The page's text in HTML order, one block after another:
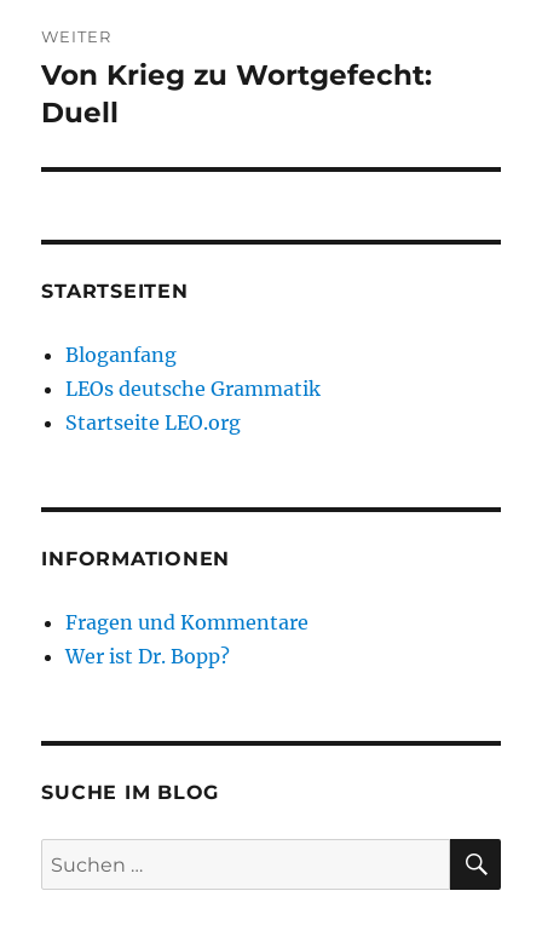
WEITER
Nächster
Beitrag:
Von Krieg zu Wortgefecht:
Duell
STARTSEITEN
Bloganfang
LEOs deutsche Grammatik
Startseite LEO.org
INFORMATIONEN
Fragen und Kommentare
Wer ist Dr. Bopp?
SUCHE IM BLOG
Suchen
nach: